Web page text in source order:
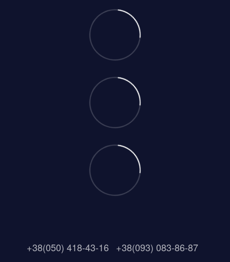
+38(050) 418-43-16 +38(093) 083-86-87